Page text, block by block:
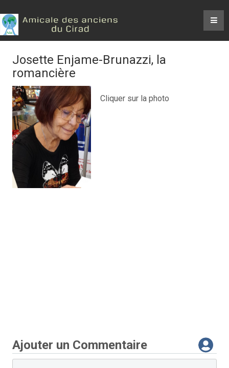
Josette Enjame-Brunazzi, la
romancière
Cliquer sur la photo
Ajouter un Commentaire